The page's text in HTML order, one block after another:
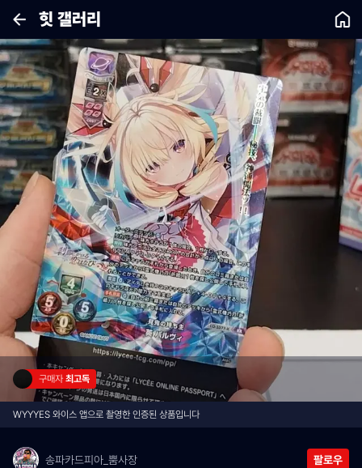
힛 갤러리
구매자 최고독
WYYYES 와이스 앱으로 촬영한 인증된 상품입니다
송파카드피아_뿜사장 팔로우